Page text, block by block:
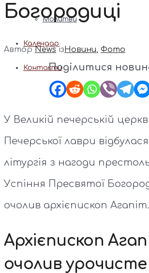
Молитви
Календар
Контакти
Богородиці
АвторNews ізНовини, Фото
Поділитися
У Великій печерській
Печерської лаври
літургія з нагоди
Успіння Пресвятої
очолив архієпископ Агапіт.
Архієпископ
очолив урочисте